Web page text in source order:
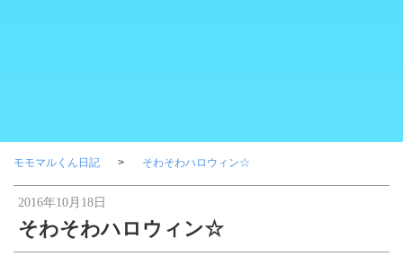
モモマルくん日記 そわそわハロウィン☆
2016年10月18日
そわそわハロウィン☆